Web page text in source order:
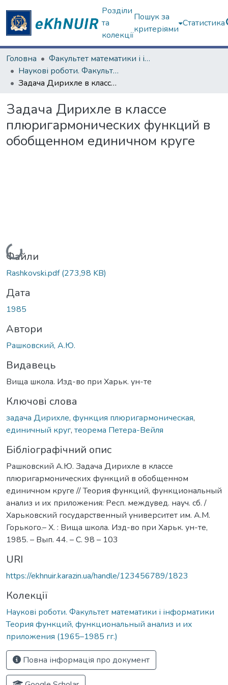
Розділи
та
колекції
Пошук за
критеріями
Статистика
Головна
Факультет математики і інформатики
Наукові роботи. Факультет математики і інформатики
Задача Дирихле в классе плюригармонических функций в обобщенном единичном круге
Задача Дирихле в классе
плюригармонических функций в
обобщенном единичном круге
Вантажиться...
Файли
Rashkovski.pdf(273,98 KB)
Дата
1985
Автори
Рашковский, А.Ю.
Видавець
Вища школа. Изд-во при Харьк. ун-те
Ключові слова
задача Дирихле, функция плюригармоническая,
единичный круг, теорема Петера-Вейля
Бібліографічний опис
Рашковский А.Ю. Задача Дирихле в классе
плюригармонических функций в обобщенном
единичном круге // Теория функций, функциональный
анализ и их приложения: Респ. междувед. науч. сб. /
Харьковский государственный университет им. А.М.
Горького.– Х. : Вища школа. Изд-во при Харьк. ун-те,
1985. – Вып. 44. – С. 98 – 103
URI
https://ekhnuir.karazin.ua/handle/123456789/1823
Колекції
Наукові роботи. Факультет математики і інформатики
Теория функций, функциональный анализ и их
приложения (1965–1985 гг.)
Повна інформація про документ